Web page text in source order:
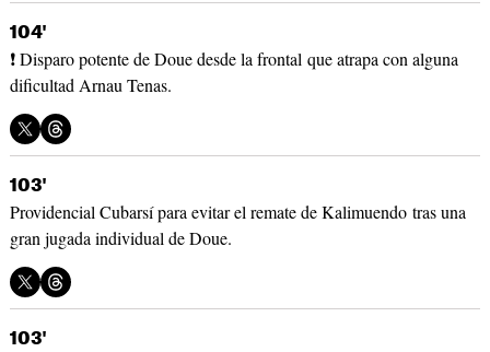
104'
❗ Disparo potente de Doue desde la frontal que atrapa con alguna
dificultad Arnau Tenas.
103'
Providencial Cubarsí para evitar el remate de Kalimuendo tras una
gran jugada individual de Doue.
103'